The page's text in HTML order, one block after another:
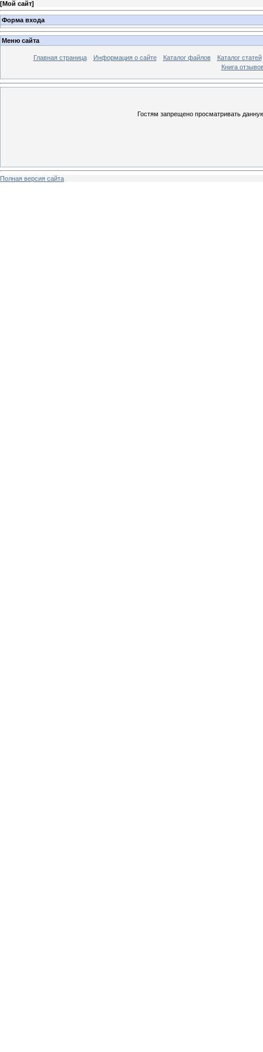
[Мой сайт]
Форма входа
Меню сайта
Главная страница Информация о сайте Каталог файлов
Каталог статей
Книга
Гостям запрещено просматривать
Полная версия сайта